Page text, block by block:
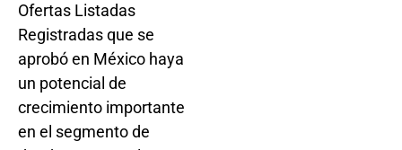
Ofertas Listadas
Registradas que se
aprobó en México haya
un potencial de
crecimiento importante
en el segmento de